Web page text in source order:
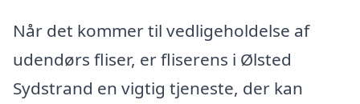
Når det kommer til vedligeholdelse af
udendørs fliser, er fliserens i Ølsted
Sydstrand en vigtig tjeneste, der kan